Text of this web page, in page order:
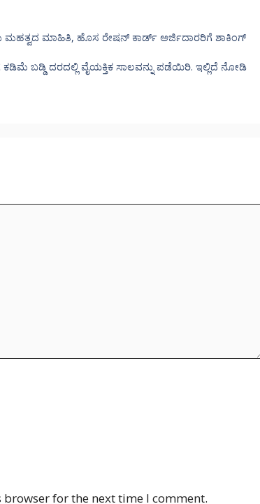
ಮಹತ್ವದ ಮಾಹಿತಿ, ಹೊಸ ರೇಷನ್ ಕಾರ್ಡ್ ಅರ್ಜಿದಾರರಿಗೆ ಶಾಕಿಂಗ್
ಬಡ್ಡಿ ದರದಲ್ಲಿ ವೈಯಕ್ತಿಕ ಸಾಲವನ್ನು ಪಡೆಯಿರಿ. ಇಲ್ಲಿದೆ ನೋಡಿ
for the next time I comment.